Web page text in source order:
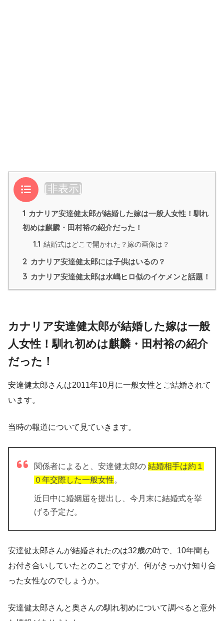
目次 [非表示]
1 カナリア安達健太郎が結婚した嫁は一般人女性！馴れ
初めは麒麟・田村裕の紹介だった！
1.1 結婚式はどこで開かれた？嫁の画像は？
2 カナリア安達健太郎には子供はいるの？
3 カナリア安達健太郎は水嶋ヒロ似のイケメンと話題！
カナリア安達健太郎が結婚した嫁は一般
人女性！馴れ初めは麒麟・田村裕の紹介
だった！
安達健太郎さんは2011年10月に一般女性とご結婚されて
います。
当時の報道について見ていきます。
関係者によると、安達健太郎の 結婚相手は約１
０年交際した一般女性。
近日中に婚姻届を提出し、今月末に結婚式を挙
げる予定だ。
安達健太郎さんが結婚されたのは32歳の時で、10年間も
お付き合いしていたとのことですが、何がきっかけ知り合
った女性なのでしょうか。
安達健太郎さんと奥さんの馴れ初めについて調べると意外